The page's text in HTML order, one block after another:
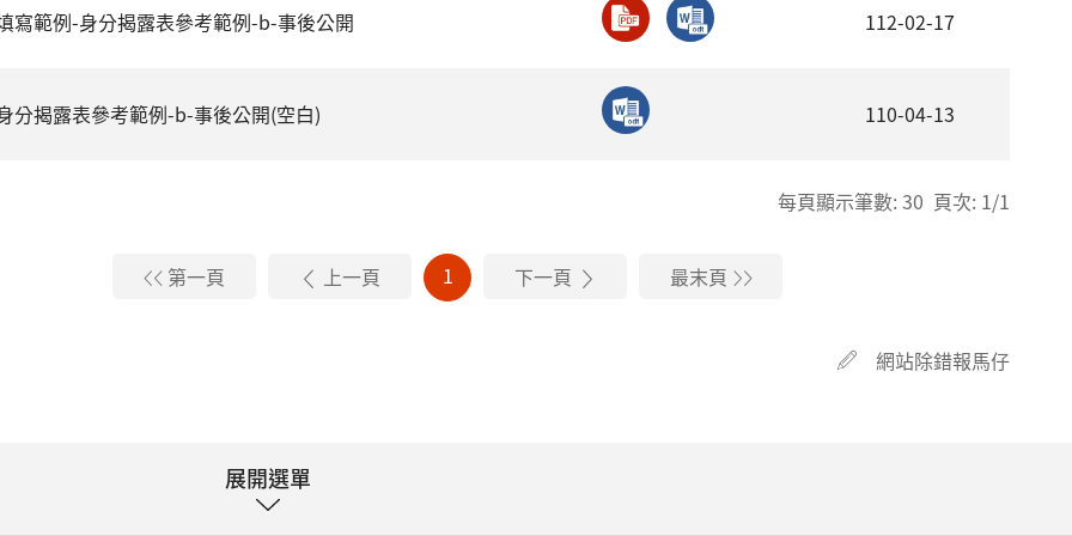
寫範例-身分揭露表參考範例-b-事後公開 112-02-17
分揭露表參考範例-b-事後公開(空白) 110-04-13
每頁顯示筆數: 30 頁次: 1/1
第一頁 上一頁 1 下一頁 最末頁
網站除錯報馬仔
展開選單